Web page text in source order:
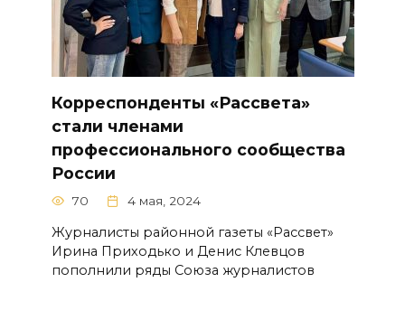
Корреспонденты «Рассвета»
стали членами
профессионального сообщества
России
70 4 мая, 2024
Журналисты районной газеты «Рассвет»
Ирина Приходько и Денис Клевцов
пополнили ряды Союза журналистов